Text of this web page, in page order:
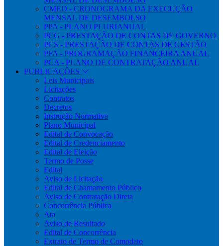
CMED - CRONOGRAMA DA EXECUÇÃO
MENSAL DE DESEMBOLSO
PPA - PLANO PLURIANUAL
PCG - PRESTAÇÃO DE CONTAS DE GOVERNO
PCS - PRESTAÇÃO DE CONTAS DE GESTÃO
PFA - PROGRAMAÇÃO FINANCEIRA ANUAL
PCA - PLANO DE CONTRATAÇÃO ANUAL
PUBLICAÇÕES
Leis Municipais
Licitações
Contratos
Decretos
Instrução Normativa
Plano Municipal
Edital de Convocação
Edital de Credenciamento
Edital de Eleição
Termo de Posse
Edital
Aviso de Licitação
Edital de Chamamento Público
Aviso de Contratação Direta
Concorrência Pública
Ata
Aviso de Resultado
Edital de Concorrência
Extrato de Termo de Comodato